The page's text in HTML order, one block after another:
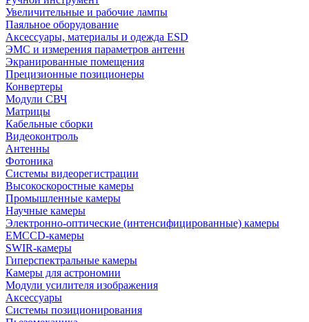
Увеличительные и рабочие лампы
Паяльное оборудование
Аксессуары, материалы и одежда ESD
ЭМС и измерения параметров антенн
Экранированные помещения
Прецизионные позиционеры
Конвертеры
Модули СВЧ
Матрицы
Кабельные сборки
Видеоконтроль
Антенны
Фотоника
Cистемы видеорегистрации
Высокоскоростные камеры
Промышленные камеры
Научные камеры
Электронно-оптические (интенсифицированные) камеры
EMCCD-камеры
SWIR-камеры
Гиперспектральные камеры
Камеры для астрономии
Модули усилителя изображения
Аксессуары
Системы позиционирования